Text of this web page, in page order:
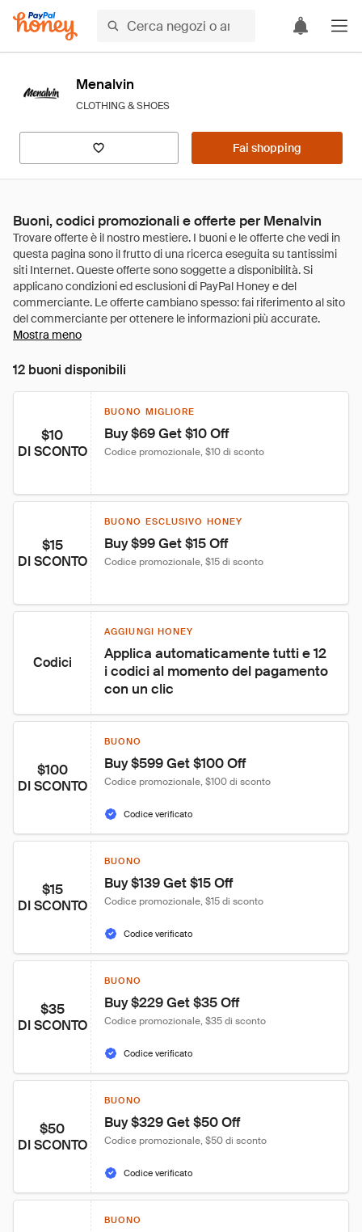
Menalvin
CLOTHING & SHOES
Fai shopping
Buoni, codici promozionali e offerte per Menalvin
Mostra meno
12 buoni disponibili
$10
DI SCONTO
BUONO MIGLIORE
Buy $69 Get $10 Off
Codice promozionale, $10 di sconto
$15
DI SCONTO
BUONO ESCLUSIVO HONEY
Buy $99 Get $15 Off
Codice promozionale, $15 di sconto
Codici
AGGIUNGI HONEY
Applica automaticamente tutti e 12
i codici al momento del pagamento
con un clic
$100
DI SCONTO
BUONO
Buy $599 Get $100 Off
Codice promozionale, $100 di sconto
Codice verificato
$15
DI SCONTO
BUONO
Buy $139 Get $15 Off
Codice promozionale, $15 di sconto
Codice verificato
$35
DI SCONTO
BUONO
Buy $229 Get $35 Off
Codice promozionale, $35 di sconto
Codice verificato
$50
DI SCONTO
BUONO
Buy $329 Get $50 Off
Codice promozionale, $50 di sconto
Codice verificato
BUONO